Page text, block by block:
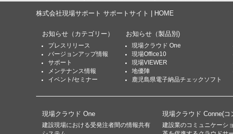
株式会社現場サポート サポートサイト | HOME
お知らせ （カテゴリー）
プレスリリース
バージョンアップ情報
サポート
メンテナンス情報
イベント/セミナー
お知らせ （製品別)
現場クラウド One
現場Office10
現場VIEWER
地優陣
鹿児島県電子納品チェックソフト
現場クラウド One
建設現場における受発注者間の情報共有
現場クラウド Conne(コ
建設業のコミュニケーシ